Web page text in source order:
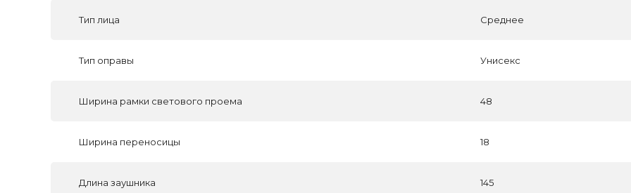
Тип лица Среднее
Тип оправы Унисекс
Ширина рамки светового проема 48
Ширина переносицы 18
Длина заушника 145